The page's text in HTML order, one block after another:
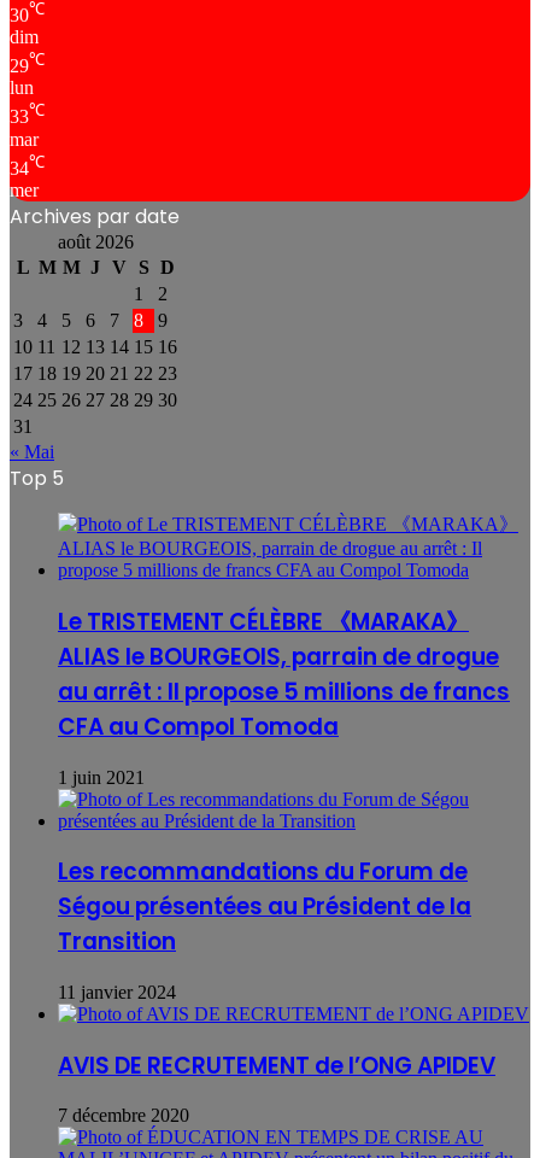
30℃
dim
29℃
lun
33℃
mar
34℃
mer
Archives par date
août 2026
L M M J V S D
1
2
3
4 5 6 7 8
9
10 11 12 13 14 15 16
17 18 19 20 21 22 23
24 25 26 27 28 29 30
31
« Mai
Top 5
Le TRISTEMENT CÉLÈBRE 《MARAKA》
ALIAS le BOURGEOIS, parrain de drogue
au arrêt : Il propose 5 millions de francs
CFA au Compol Tomoda
1 juin 2021
Les recommandations du Forum de
Ségou présentées au Président de la
Transition
11 janvier 2024
AVIS DE RECRUTEMENT de l’ONG APIDEV
7 décembre 2020